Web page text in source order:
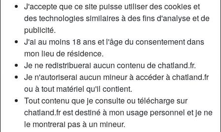
J'accepte que ce site puisse utiliser des cookies et
des technologies similaires à des fins d'analyse et de
publicité.
J'ai au moins 18 ans et l'âge du consentement dans
mon lieu de résidence.
Je ne redistribuerai aucun contenu de chatland.fr.
Je n'autoriserai aucun mineur à accéder à chatland.fr
ou à tout matériel qu'il contient.
Tout contenu que je consulte ou télécharge sur
chatland.fr est destiné à mon usage personnel et je ne
le montrerai pas à un mineur.
Nickname:
Âge:
28
Pays:
France
Département: